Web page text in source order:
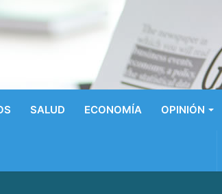
SALUD ECONOMÍA OPINIÓN
Dorada de la Natación Dominicana